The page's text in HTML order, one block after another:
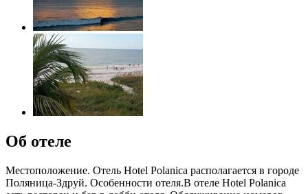
Об отеле
Местоположение. Отель Hotel Polanica располагается в городе
Поляница-Здруй. Особенности отеля.В отеле Hotel Polanica